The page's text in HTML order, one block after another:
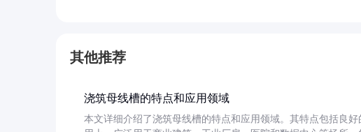
其他推荐
浇筑母线槽的特点和应用领域
本文详细介绍了浇筑母线槽的特点和应用领域。其特点包括良